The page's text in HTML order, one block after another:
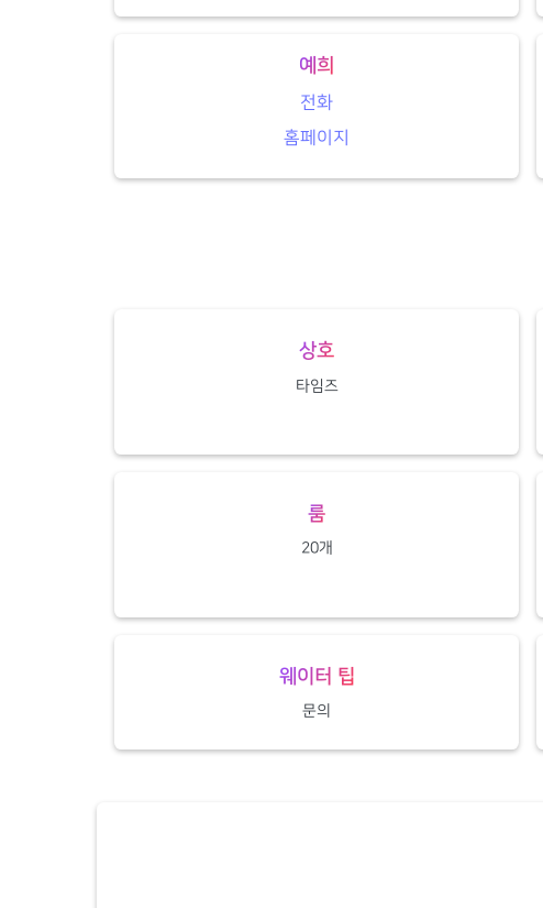
예희
전화
홈페이지
상호
타임즈
룸
20개
웨이터 팁
문의